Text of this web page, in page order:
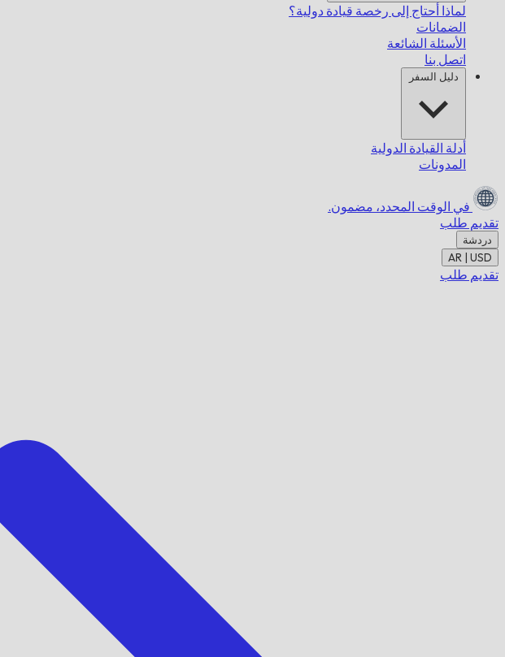
لماذا أحتاج إلى رخصة قيادة دولية؟
الضمانات
الأسئلة الشائعة
اتصل بنا
دليل السفر
أدلة القيادة الدولية
المدونات
في الوقت المحدد، مضمون.
تقديم طلب
دردشة
AR | USD
تقديم طلب